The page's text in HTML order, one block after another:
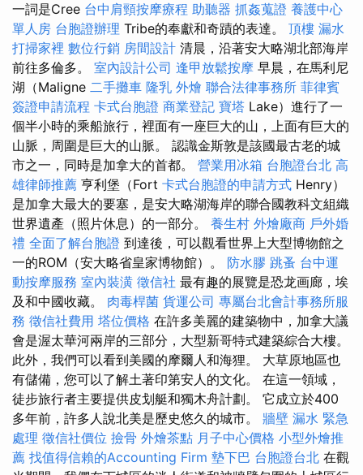
一詞是Cree 台中肩頸按摩療程 助聽器 抓姦蒐證 養護中心
單人房 台胞證辦理 Tribe的奉獻和奇蹟的表達。 頂樓 漏水
打掃家裡 數位行銷 房間設計 清晨，沿著安大略湖北部海岸
前往多倫多。 室內設計公司 逢甲放鬆按摩 早晨，在馬利尼
湖（Maligne 二手攤車 隆乳 外燴 聯合法律事務所 菲律賓
簽證申請流程 卡式台胞證 商業登記 寶塔 Lake）進行了一
個半小時的乘船旅行，裡面有一座巨大的山，上面有巨大的
山脈，周圍是巨大的山脈。 認識金斯敦是該國最古老的城
市之一，同時是加拿大的首都。 營業用冰箱 台胞證台北 高
雄律師推薦 亨利堡（Fort 卡式台胞證的申請方式 Henry）
是加拿大最大的要塞，是安大略湖海岸的聯合國教科文組織
世界遺產（照片休息）的一部分。 養生村 外燴廠商 戶外婚
禮 全面了解台胞證 到達後，可以觀看世界上大型博物館之
一的ROM（安大略省皇家博物館）。 防水膠 跳蚤 台中運
動按摩服務 室內裝潢 徵信社 最有趣的展覽是恐龙画廊，埃
及和中國收藏。 肉毒桿菌 貨運公司 專屬台北會計事務所服
務 徵信社費用 塔位價格 在許多美麗的建築物中，加拿大議
會是渥太華河兩岸的三部分，大型新哥特式建築綜合大樓。
此外，我們可以看到美國的摩爾人和海狸。 大草原地區也
有儲備，您可以了解土著印第安人的文化。 在這一領域，
徒步旅行者主要提供皮划艇和獨木舟計劃。 它成立於400
多年前，許多人說北美是歷史悠久的城市。 牆壁 漏水 緊急
處理 徵信社價位 撿骨 外燴茶點 月子中心價格 小型外燴推
薦 找值得信賴的Accounting Firm 墊下巴 台胞證台北 在觀